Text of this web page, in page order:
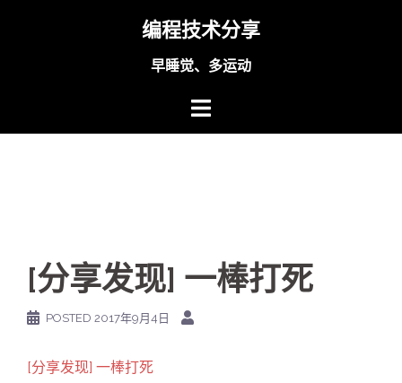
编程技术分享
早睡觉、多运动
[分享发现] 一棒打死
POSTED 2017年9月4日
[分享发现] 一棒打死